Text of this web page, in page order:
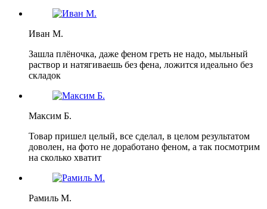
Иван М.
Зашла плёночка, даже феном греть не надо, мыльный
раствор и натягиваешь без фена, ложится идеально без
складок
Максим Б.
Товар пришел целый, все сделал, в целом результатом
доволен, на фото не доработано феном, а так посмотрим
на сколько хватит
Рамиль М.